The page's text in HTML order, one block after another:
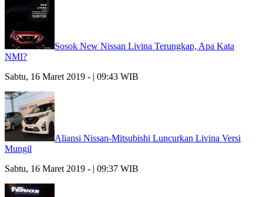
Sosok New Nissan Livina Terungkap, Apa Kata
NMI?
Sabtu, 16 Maret 2019 - | 09:43 WIB
Aliansi Nissan-Mitsubishi Luncurkan Livina Versi
Mungil
Sabtu, 16 Maret 2019 - | 09:37 WIB